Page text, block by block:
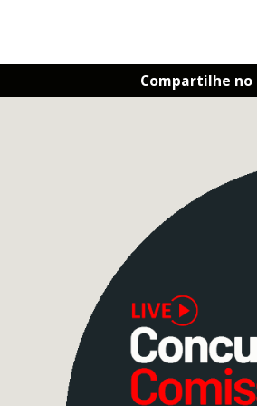
Compartilhe no